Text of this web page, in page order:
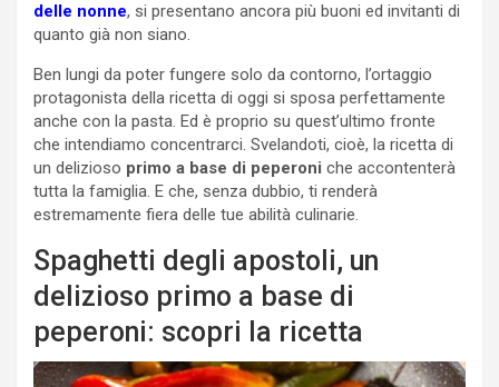
delle nonne, si presentano ancora più buoni ed invitanti di
quanto già non siano.
Ben lungi da poter fungere solo da contorno, l’ortaggio
protagonista della ricetta di oggi si sposa perfettamente
anche con la pasta. Ed è proprio su quest’ultimo fronte
che intendiamo concentrarci. Svelandoti, cioè, la ricetta di
un delizioso primo a base di peperoni che accontenterà
tutta la famiglia. E che, senza dubbio, ti renderà
estremamente fiera delle tue abilità culinarie.
Spaghetti degli apostoli, un
delizioso primo a base di
peperoni: scopri la ricetta